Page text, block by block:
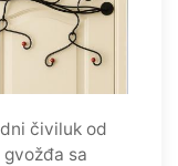
čiviluk od
gvožđa sa